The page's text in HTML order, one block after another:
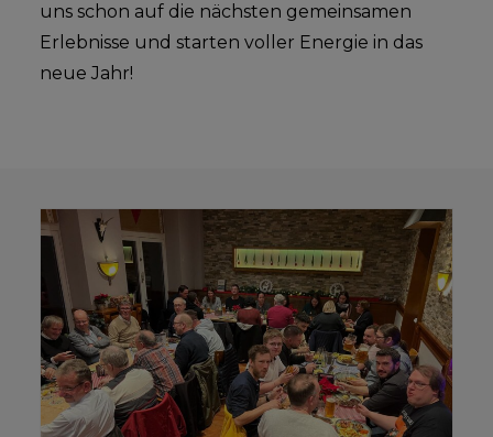
uns schon auf die nächsten gemeinsamen
Erlebnisse und starten voller Energie in das
neue Jahr!